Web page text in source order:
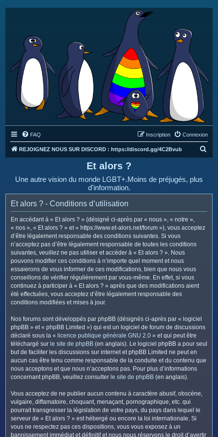
FAQ Connexion
Inscription
REJOIGNEZ NOUS SUR DISCORD : https://discord.gg/4C2Bvub
e
Et alors ?
Une autre vision du monde LGBT+.Moins de préjugés, plus
d'information.
Et alors ? - Conditions d’utilisation
En accédant à « Et alors ? » (désigné ci-après par « nous », « notre »,
« nos », « Et alors ? » et « https://www.et-alors.net/forum »), vous acceptez
d’être légalement responsable des conditions suivantes. Si vous
n’acceptez pas d’être légalement responsable de toutes les conditions
suivantes, veuillez ne pas utiliser et accéder à « Et alors ? ». Nous
pouvons modifier ces conditions à n’importe quel moment et nous
essaierons de vous informer de ces modifications, bien que nous vous
conseillons de vérifier régulièrement par vous-même. En effet, si vous
continuez à participer à « Et alors ? » après que des modifications aient
été effectuées, vous acceptez d’être légalement responsable des
conditions modifiées et mises à jour.
Nos forums sont développés par phpBB (désignés ci-après par « logiciel
phpBB » et « phpBB Limited ») qui est un logiciel de forum de discussions
déclaré sous la « licence publique générale GNU 2.0 » et qui peut être
téléchargé sur le site de phpBB (en anglais). Le logiciel phpBB a pour seul
but de faciliter les discussions sur internet et phpBB Limited ne peut en
aucun cas être tenu comme responsable de la conduite et du contenu que
nous acceptons et que nous n’acceptons pas. Pour plus d’informations
concernant phpBB, veuillez consulter le site de phpBB (en anglais).
Vous acceptez de ne publier aucun contenu à caractère abusif, obscène,
vulgaire, diffamatoire, choquant, menaçant, pornographique, etc. qui
pourrait transgresser la législation de votre pays, du pays dans lequel le
serveur de « Et alors ? » est hébergé ou encore la loi internationale. Si
vous ne respectez pas ces dispositions, vous vous exposez à un
bannissement immédiat et définitif et nous nous réservons le droit d’avertir